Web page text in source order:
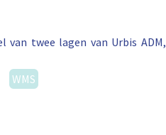
van twee lagen van Urbis
WMS